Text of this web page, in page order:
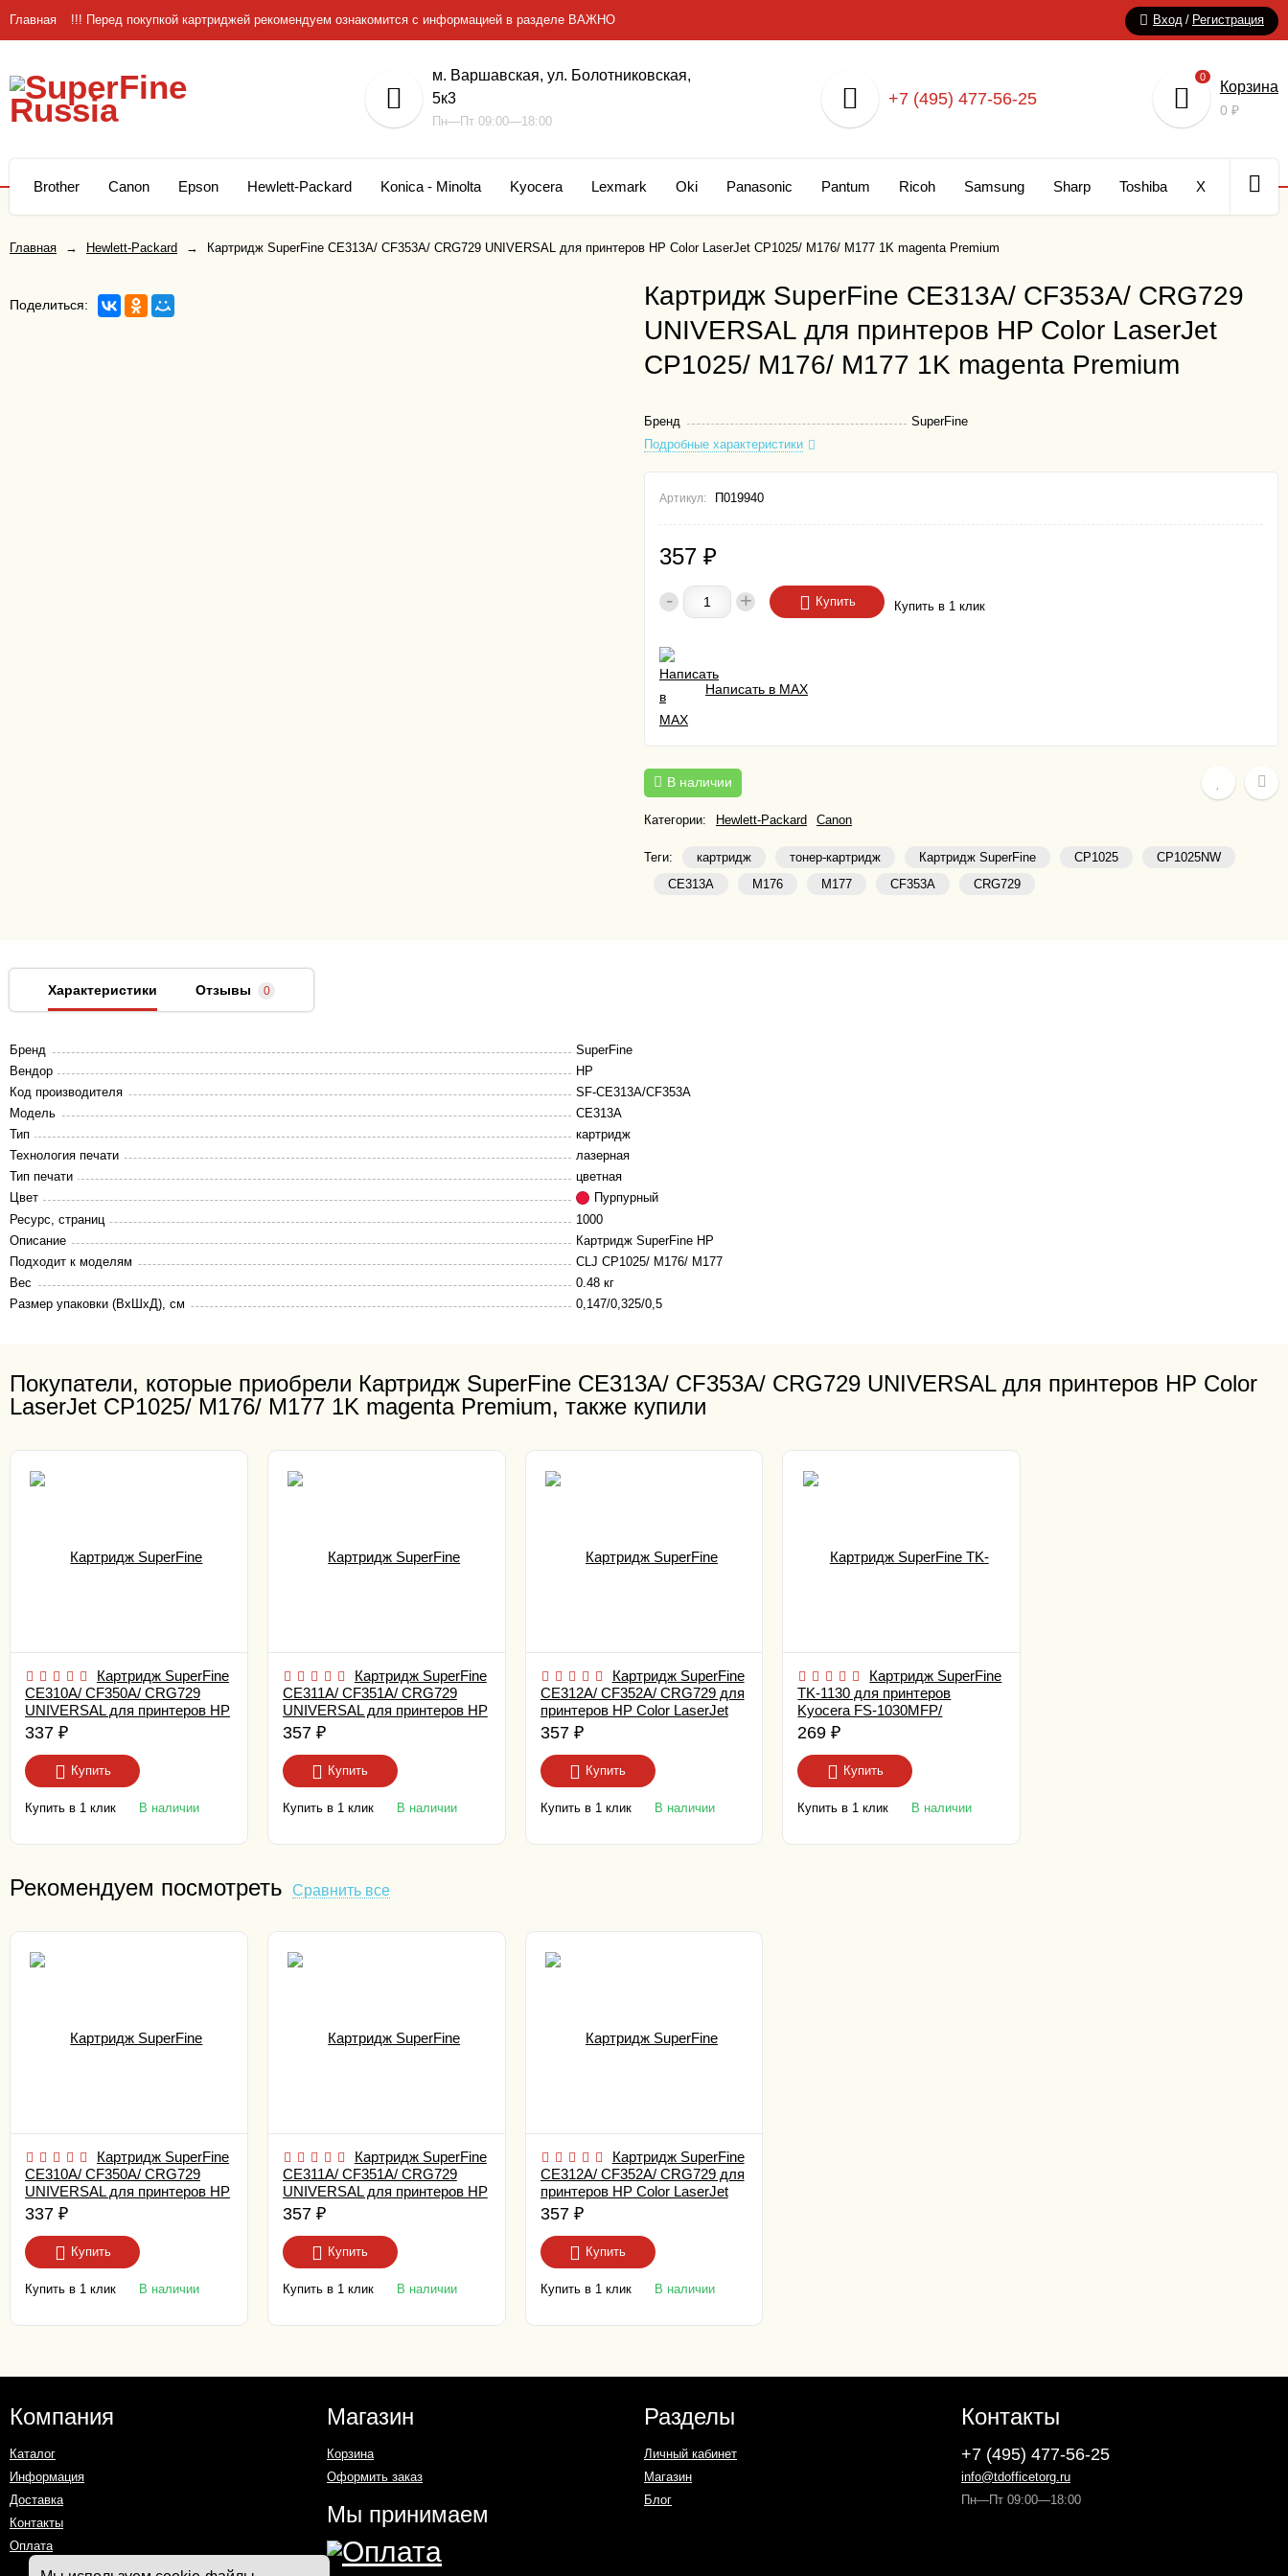
Вход / Регистрация
Главная !!! Перед покупкой картриджей рекомендуем ознакомится с информацией в разделе ВАЖНО
м. Варшавская, ул. Болотниковская,
5к3
Пн—Пт 09:00—18:00
+7 (495) 477-56-25
0
Корзина
0 ₽
Brother Canon Epson Hewlett-Packard Konica - Minolta Kyocera Lexmark Oki Panasonic Pantum Ricoh Samsung Sharp Toshiba Xerox
Главная → Hewlett-Packard → Картридж SuperFine CE313A/ CF353A/ CRG729 UNIVERSAL для принтеров HP Color LaserJet CP1025/ M176/ M177 1K magenta Premium
Поделиться:
Картридж SuperFine CE313A/ CF353A/ CRG729
UNIVERSAL для принтеров HP Color LaserJet
CP1025/ M176/ M177 1K magenta Premium
Бренд
SuperFine
Подробные характеристики
Артикул: П019940
357 ₽
- + Купить Купить в 1 клик
Написать в MAX
В наличии
Категории: Hewlett-Packard Canon
Теги: картридж тонер-картридж Картридж SuperFine CP1025
CP1025NW
CE313A
M176 M177 CF353A CRG729
Характеристики Отзывы 0
Бренд
SuperFine
Вендор
HP
Код производителя
SF-CE313A/CF353A
Модель
CE313A
Тип
картридж
Технология печати
лазерная
Тип печати
цветная
Цвет
Пурпурный
Ресурс, страниц
1000
Описание
Картридж SuperFine HP
Подходит к моделям
CLJ CP1025/ M176/ M177
Вес
0.48 кг
Размер упаковки (ВхШхД), см
0,147/0,325/0,5
Покупатели, которые приобрели Картридж SuperFine CE313A/ CF353A/ CRG729 UNIVERSAL для принтеров HP Color
LaserJet CP1025/ M176/ M177 1K magenta Premium, также купили
Картридж SuperFine
CE310A/ CF350A/ CRG729
UNIVERSAL для принтеров HP
Color LaserJet CP1025/ M176/
337 ₽
Купить
Купить в 1 клик В наличии
Картридж SuperFine
CE311A/ CF351A/ CRG729
UNIVERSAL для принтеров HP
Color LaserJet CP1025/ M176/
357 ₽
Купить
Купить в 1 клик В наличии
Картридж SuperFine
CE312A/ CF352A/ CRG729 для
принтеров HP Color LaserJet
CP1025/ M176/ M177 1K yellow
357 ₽
Купить
Купить в 1 клик В наличии
Картридж SuperFine
TK-1130 для принтеров
Kyocera FS-1030MFP/
1130MFP 3K
269₽
Купить
Купить в 1 клик В наличии
Рекомендуем посмотреть Сравнить все
Картридж SuperFine
CE310A/ CF350A/ CRG729
UNIVERSAL для принтеров HP
Color LaserJet CP1025/ M176/
337 ₽
Купить
Купить в 1 клик В наличии
Картридж SuperFine
CE311A/ CF351A/ CRG729
UNIVERSAL для принтеров HP
Color LaserJet CP1025/ M176/
357 ₽
Купить
Купить в 1 клик В наличии
Картридж SuperFine
CE312A/ CF352A/ CRG729 для
принтеров HP Color LaserJet
CP1025/ M176/ M177 1K yellow
357 ₽
Купить
Купить в 1 клик В наличии
Компания
Каталог
Информация
Доставка
Контакты
Оплата
Магазин
Корзина
Оформить заказ
Мы принимаем
Разделы
Личный кабинет
Магазин
Блог
Контакты
+7 (495) 477-56-25
info@tdofficetorg.ru
Пн—Пт 09:00—18:00